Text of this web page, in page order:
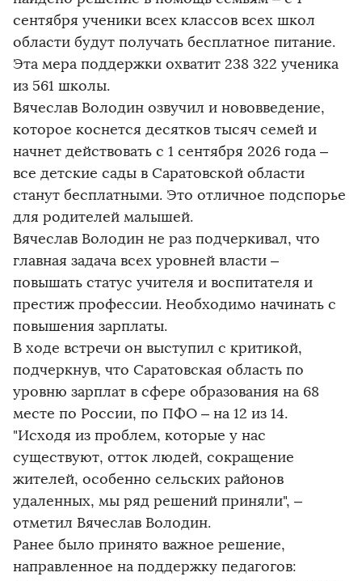
сентября ученики всех классов всех школ
области будут получать бесплатное питание.
Эта мера поддержки охватит 238 322 ученика
из 561 школы.
Вячеслав Володин озвучил и нововведение,
которое коснется десятков тысяч семей и
начнет действовать с 1 сентября 2026 года –
все детские сады в Саратовской области
станут бесплатными. Это отличное подспорье
для родителей малышей.
Вячеслав Володин не раз подчеркивал, что
главная задача всех уровней власти –
повышать статус учителя и воспитателя и
престиж профессии. Необходимо начинать с
повышения зарплаты.
В ходе встречи он выступил с критикой,
подчеркнув, что Саратовская область по
уровню зарплат в сфере образования на 68
месте по России, по ПФО – на 12 из 14.
"Исходя из проблем, которые у нас
существуют, отток людей, сокращение
жителей, особенно сельских районов
удаленных, мы ряд решений приняли", –
отметил Вячеслав Володин.
Ранее было принято важное решение,
направленное на поддержку педагогов: